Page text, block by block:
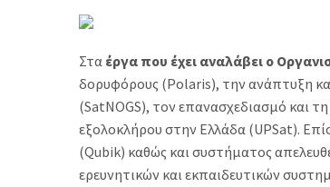
Στα έργα που έχει αναλάβει ο
δορυφόρους (Polaris), την ανάπτυξη
(SatNOGS), τον επανασχεδιασμό και
εξολοκλήρου στην Ελλάδα (UPSat).
(Qubik) καθώς και συστήματος
ερευνητικών και εκπαιδευτικών